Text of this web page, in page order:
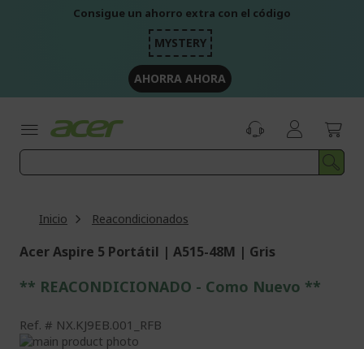
Consigue un ahorro extra con el código
MYSTERY
AHORRA AHORA
Inicio Reacondicionados
Acer Aspire 5 Portátil | A515-48M | Gris
** REACONDICIONADO - Como Nuevo **
Ref. NX.KJ9EB.001_RFB
Saltar